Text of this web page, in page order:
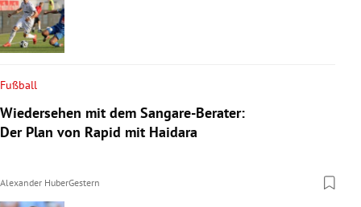
Fußball
Wiedersehen mit dem Sangare-Berater:
Der Plan von Rapid mit Haidara
Alexander HuberGestern